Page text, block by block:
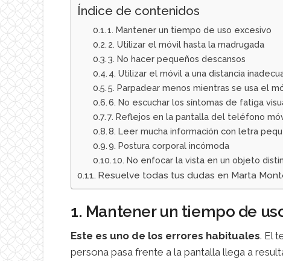
Índice de contenidos
1. Mantener un tiempo de uso excesivo
2. Utilizar el móvil hasta la madrugada
3. No hacer pequeños descansos
4. Utilizar el móvil a una distancia
5. Parpadear menos mientras se usa el
6. No escuchar los síntomas de fatiga
7. Reflejos en la pantalla del teléfono
8. Leer mucha información con letra
9. Postura corporal incómoda
10. No enfocar la vista en un objeto
Resuelve todas tus dudas en Marta
1. Mantener un tiempo de
Este es uno de los errores habituales. El
persona pasa frente a la pantalla llega a